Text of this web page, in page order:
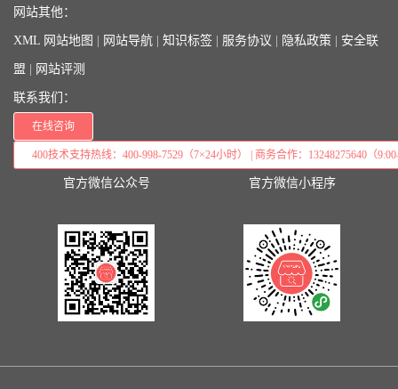
网站其他：
XML 网站地图 网站导航 知识标签 服务协议 隐私政策 安全联
盟 网站评测
联系我们：
在线咨询
400技术支持热线：400-998-7529（7×24小时） | 商务合作：13248275640（
官方微信公众号 官方微信小程序